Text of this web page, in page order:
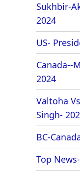
Sukhbir-
2024
US-
Canada--
2024
Valtoha
Singh-
BC-
Top